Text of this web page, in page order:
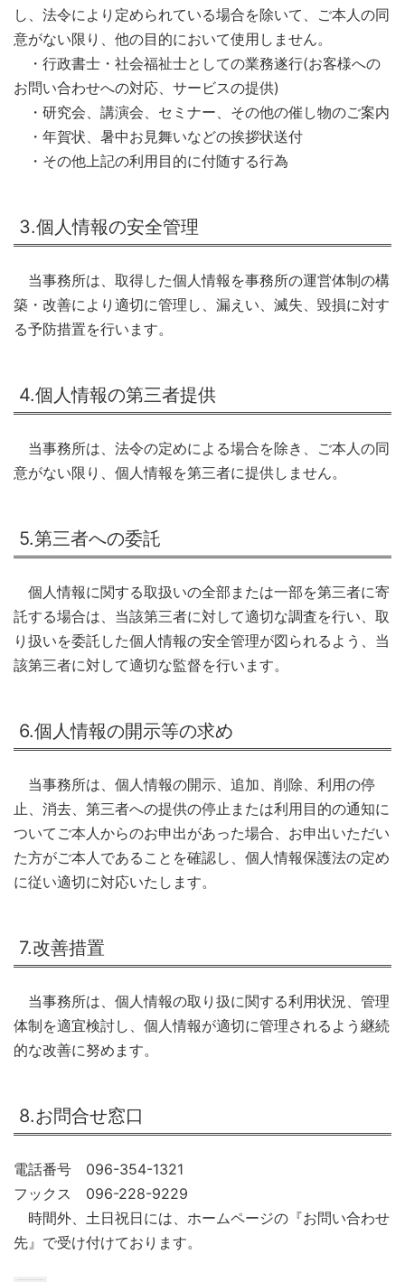
し、法令により定められている場合を除いて、ご本人の同
意がない限り、他の目的において使用しません。
・行政書士・社会福祉士としての業務遂行(お客様への
お問い合わせへの対応、サービスの提供)
・研究会、講演会、セミナー、その他の催し物のご案内
・年賀状、暑中お見舞いなどの挨拶状送付
・その他上記の利用目的に付随する行為
3.個人情報の安全管理
当事務所は、取得した個人情報を事務所の運営体制の構
築・改善により適切に管理し、漏えい、滅失、毀損に対す
る予防措置を行います。
4.個人情報の第三者提供
当事務所は、法令の定めによる場合を除き、ご本人の同
意がない限り、個人情報を第三者に提供しません。
5.第三者への委託
個人情報に関する取扱いの全部または一部を第三者に寄
託する場合は、当該第三者に対して適切な調査を行い、取
り扱いを委託した個人情報の安全管理が図られるよう、当
該第三者に対して適切な監督を行います。
6.個人情報の開示等の求め
当事務所は、個人情報の開示、追加、削除、利用の停
止、消去、第三者への提供の停止または利用目的の通知に
ついてご本人からのお申出があった場合、お申出いただい
た方がご本人であることを確認し、個人情報保護法の定め
に従い適切に対応いたします。
7.改善措置
当事務所は、個人情報の取り扱に関する利用状況、管理
体制を適宜検討し、個人情報が適切に管理されるよう継続
的な改善に努めます。
8.お問合せ窓口
電話番号 096-354-1321
フックス 096-228-9229
時間外、土日祝日には、ホームページの『お問い合わせ
先』で受け付けております。